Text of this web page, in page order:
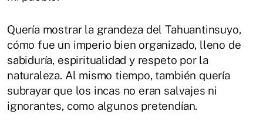
Quería mostrar la grandeza del Tahuantinsuyo,
cómo fue un imperio bien organizado, lleno de
sabiduría, espiritualidad y respeto por la
naturaleza. Al mismo tiempo, también quería
subrayar que los incas no eran salvajes ni
ignorantes, como algunos pretendían.